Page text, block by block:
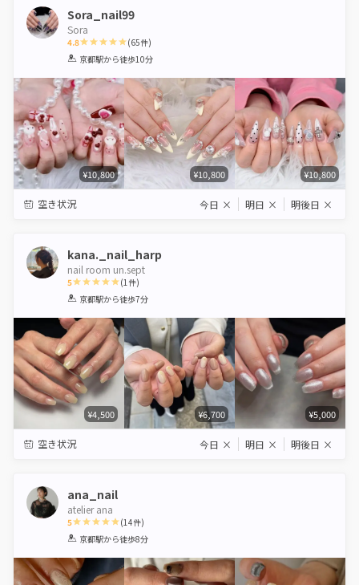
Sora_nail99
Sora
4.8
1 2 3 4 5
(65件)
京都駅から徒歩10分
¥10,800 ¥10,800 ¥10,800
空き状況 今日 × 明日 × 明後日 ×
kana._nail_harp
nail room un.sept
5
1 2 3 4 5
(1件)
京都駅から徒歩7分
¥4,500 ¥6,700 ¥5,000
空き状況 今日 × 明日 × 明後日 ×
ana_nail
atelier ana
5
1 2 3 4 5
(14件)
京都駅から徒歩8分